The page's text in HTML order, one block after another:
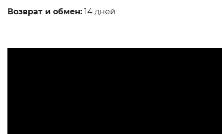
Возврат и обмен: 14 дней